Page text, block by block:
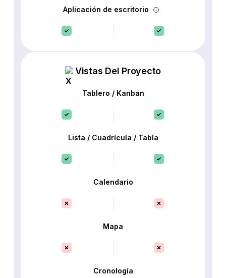
Aplicación de escritorio
Vistas Del Proyecto
Tablero / Kanban
Lista / Cuadrícula / Tabla
Calendario
Mapa
Cronología